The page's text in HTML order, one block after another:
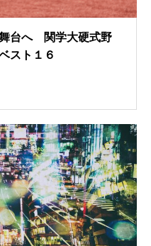
台へ 関学大硬式野
スト１６